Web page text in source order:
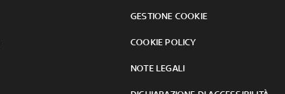
GESTIONE COOKIE
COOKIE POLICY
NOTE LEGALI